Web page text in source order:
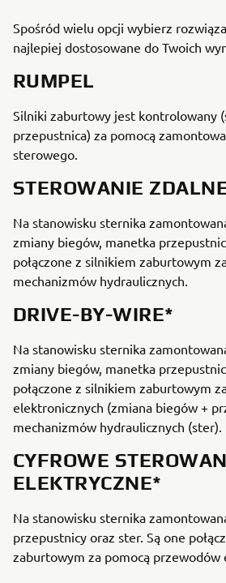
Spośród wielu opcji wybierz
najlepiej dostosowane do Twoich
RUMPEL
Silniki zaburtowy jest kontrolowany
przepustnica) za pomocą
sterowego.
STEROWANIE
Na stanowisku sternika
zmiany biegów, manetka
połączone z silnikiem zaburtowym
mechanizmów hydraulicznych.
DRIVE-BY-WIRE*
Na stanowisku sternika
zmiany biegów, manetka
połączone z silnikiem zaburtowym
elektronicznych (zmiana biegów +
mechanizmów hydraulicznych (ster).
CYFROWE
ELEKTRYCZNE*
Na stanowisku sternika
przepustnicy oraz ster. Są one
zaburtowym za pomocą przewodów